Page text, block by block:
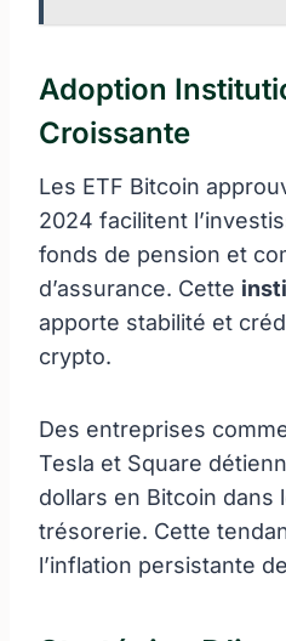
Adoption
Croissante
Les ETF Bitcoin
2024 facilitent
fonds de pension et
d’assurance. Cette
apporte stabilité et
crypto.
Des entreprises
Tesla et Square
dollars en Bitcoin dans
trésorerie. Cette
l’inflation persistante